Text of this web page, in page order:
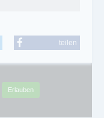
teilen
Erlauben